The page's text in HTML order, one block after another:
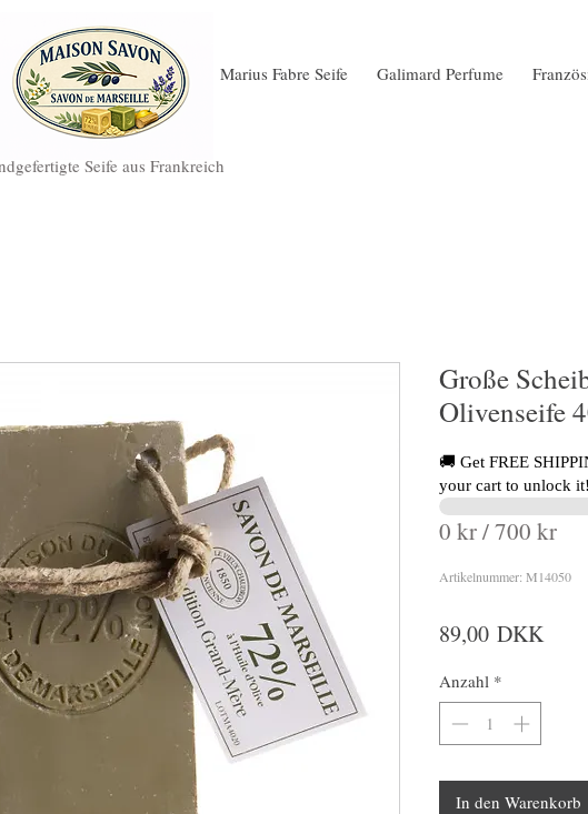
Marius Fabre Seife Galimard Perfume
Seife aus Frankreich
Große
Olivenseife
🚚 Get FREE
your cart to unlock it!
0 kr / 700 kr
Artikelnummer: M14050
89,00 DKKPreis
Anzahl *
In den Warenkorb